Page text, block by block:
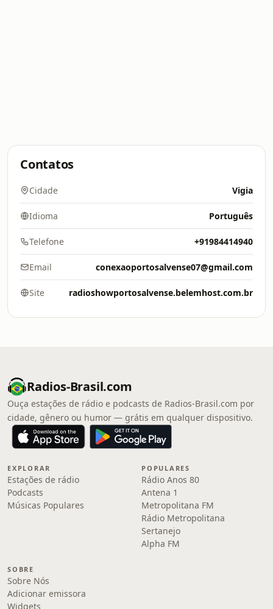
Contatos
Cidade Vigia
Idioma Português
Telefone +91984414940
Email conexaoportosalvense07@gmail.com
Site radioshowportosalvense.belemhost.com.br
Radios-Brasil.com
Ouça estações de rádio e podcasts de Radios-Brasil.com por
cidade, gênero ou humor — grátis em qualquer dispositivo.
EXPLORAR
Estações de rádio
Podcasts
Músicas Populares
POPULARES
Rádio Anos 80
Antena 1
Metropolitana FM
Rádio Metropolitana
Sertanejo
Alpha FM
SOBRE
Sobre Nós
Adicionar emissora
Widgets